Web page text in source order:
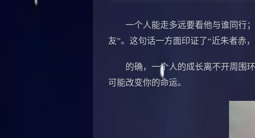
一个人能走多远要看他与谁同行；
友”。这句话一方面印证了“近朱者赤
的确，一个人的成长离不开周围环
可能改变你的命运。